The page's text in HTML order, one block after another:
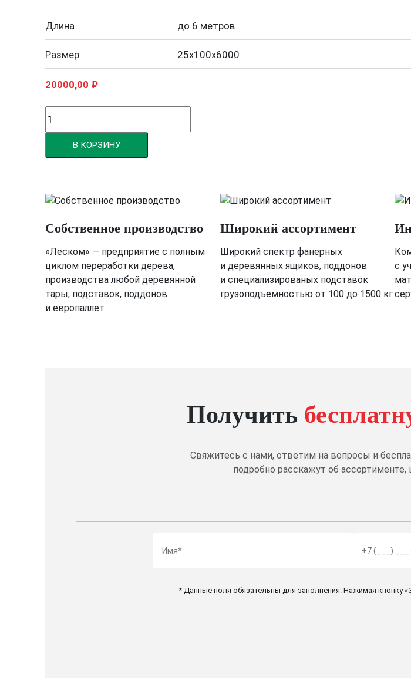
Длина до 6 метров
Размер 25х100х6000
20000,00 ₽
Количество
Доска
хвоя
В КОРЗИНУ
Собственное производство
«Леском» — предприятие с полным
циклом переработки дерева,
производства любой деревянной
тары, подставок, поддонов
и европаллет
Широкий ассортимент
Широкий спектр фанерных
и деревянных ящиков, поддонов
и специализированых подставок
грузоподъемностью от 100 до 1500 кг
с
Получить
Свяжитесь с нами, ответим на вопросы и
подробно расскажут об ассортименте,
* Данные поля обязательны для заполнения. Нажимая кнопку